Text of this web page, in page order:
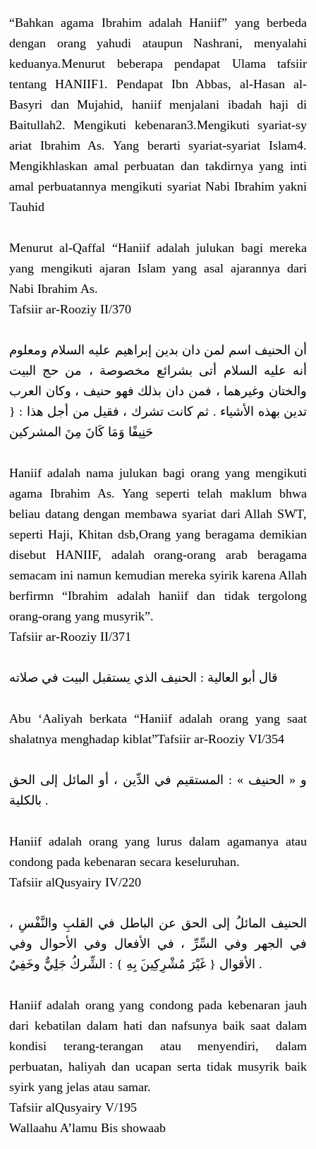
“Bahkan agama Ibrahim adalah Haniif” yang berbeda
dengan orang yahudi ataupun Nashrani, menyalahi
keduanya.Menurut beberapa pendapat Ulama tafsiir
tentang HANIIF1. Pendapat Ibn Abbas, al-Hasan al-
Basyri dan Mujahid, haniif menjalani ibadah haji di
Baitullah2. Mengikuti kebenaran3.Mengikutisyariat-sy
ariat Ibrahim As. Yang berarti syariat-syariat Islam4.
Mengikhlaskan amal perbuatan dan takdirnya yang inti
amal perbuatannya mengikuti syariat Nabi Ibrahim yakni
Tauhid
Menurut al-Qaffal “Haniif adalah julukan bagi mereka
yang mengikuti ajaran Islam yang asal ajarannya dari
Nabi Ibrahim As.
Tafsiir ar-Rooziy II/370
أن الحنيف اسم لمن دان بدين إبراهيم عليه السلام ومعلوم
أنه عليه السلام أتى بشرائع مخصوصة ، من حج البيت
والختان وغيرهما ، فمن دان بذلك فهو حنيف ، وكان العرب
تدين بهذه الأشياء . ثم كانت تشرك ، فقيل من أجل هذا : {
حَنِيفًا وَمَا كَانَ مِنَ المشركين
Haniif adalah nama julukan bagi orang yang mengikuti
agama Ibrahim As. Yang seperti telah maklum bhwa
beliau datang dengan membawa syariat dari Allah SWT,
seperti Haji, Khitan dsb,Orang yang beragama demikian
disebut HANIIF, adalah orang-orang arab beragama
semacam ini namun kemudian mereka syirik karena Allah
berfirmn “Ibrahim adalah haniif dan tidak tergolong
orang-orang yang musyrik”.
Tafsiir ar-Rooziy II/371
قال أبو العالية : الحنيف الذي يستقبل البيت في صلاته
Abu ‘Aaliyah berkata “Haniif adalah orang yang saat
shalatnya menghadap kiblat”Tafsiir ar-Rooziy VI/354
و « الحنيف » : المستقيم في الدِّين ، أو المائل إلى الحق
بالكلية .
Haniif adalah orang yang lurus dalam agamanya atau
condong pada kebenaran secara keseluruhan.
Tafsiir alQusyairy IV/220
الحنيف المائلُ إلى الحق عن الباطل في القلبِ والنَّفْسِ ،
في الجهر وفي السِّرِّ ، في الأفعال وفي الأحوال وفي
الأقوال { غَيْرَ مُشْرِكِين َ بِهِ } : الشِّركُ جَلِيٌّ وخَفِيٌ .
Haniif adalah orang yang condong pada kebenaran jauh
dari kebatilan dalam hati dan nafsunya baik saat dalam
kondisi terang-terangan atau menyendiri, dalam
perbuatan, haliyah dan ucapan serta tidak musyrik baik
syirk yang jelas atau samar.
Tafsiir alQusyairy V/195
Wallaahu A’lamu Bis showaab